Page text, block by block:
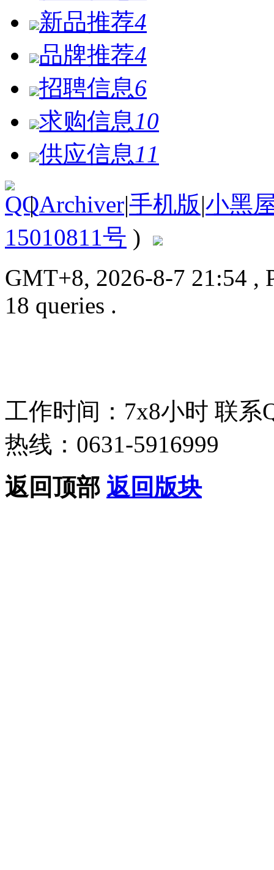
新品推荐4
品牌推荐4
招聘信息6
求购信息 10
供应信息 11
| Archiver|手机版|小黑
15010811号 )
GMT+8, 2026-8-7 21:54 ,
18 queries .
工作时间：7x8小时 联系
热线：0631-5916999
返回顶部 返回版块